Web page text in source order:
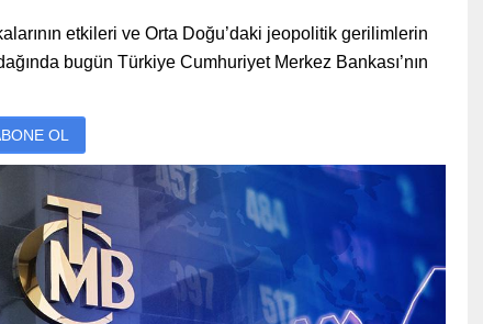
etkileri ve Orta Doğu’daki jeopolitik gerilimlerin
bugün Türkiye Cumhuriyet Merkez Bankası’nın
OL